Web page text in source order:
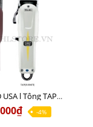
COMBO 2D USA l Tông TAPER WHITE + Tông MAGIC CLIP
-4%